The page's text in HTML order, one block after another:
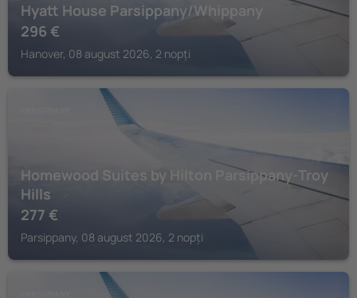
Hyatt House Parsippany/Whippany
296 €
Hanover, 08 august 2026, 2 nopți
Homewood Suites by Hilton Parsippany-Troy
Hills
277 €
Parsippany, 08 august 2026, 2 nopți